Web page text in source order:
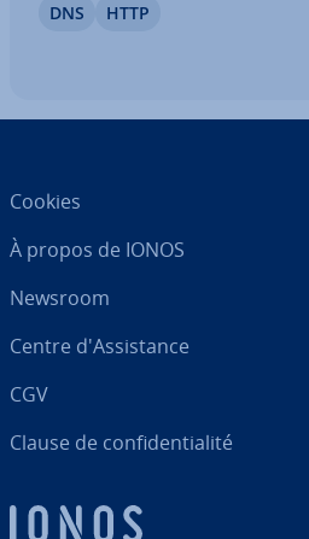
réseau dans un cache DNS.
DNS HTTP
Cookies
À propos de IONOS
Newsroom
Centre d'As­sis­tance
CGV
Clause de con­fi­den­tia­lité